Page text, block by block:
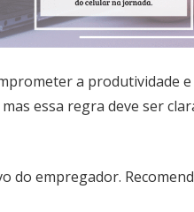
a produtividade
essa regra deve ser
empregador.